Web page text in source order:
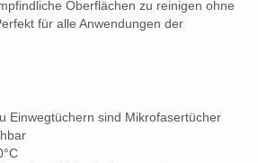
Oberflächen zu reinigen ohne
für alle Anwendungen der
Einwegtüchern sind Mikrofasertücher